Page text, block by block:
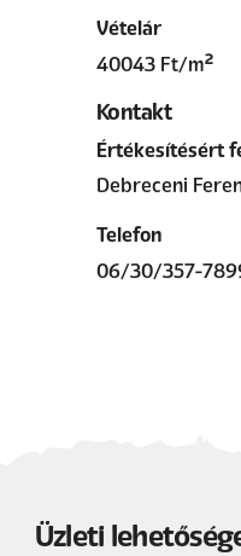
Vételár
40043 Ft/m²
Kontakt
Értékesítésért
Debreceni
Telefon
06/30/357-
Üzleti